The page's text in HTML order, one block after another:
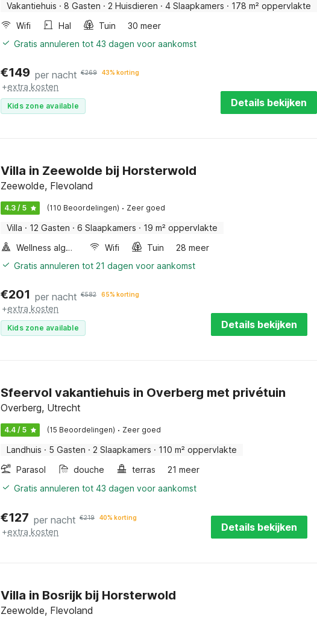
Vakantiehuis · 8 Gasten · 2 Huisdieren · 4 Slaapkamers · 178 m² oppervlakte
Wifi
Hal Tuin
30 meer
Gratis annuleren tot 43 dagen voor aankomst
€149 per nacht €269 43% korting
+extra kosten
Kids zone available Details bekijken
Villa in Zeewolde bij Horsterwold
Zeewolde, Flevoland
4.3 / 5 (110 Beoordelingen) · Zeer goed
Villa · 12 Gasten · 6 Slaapkamers · 19 m² oppervlakte
Wellness algemeen
Wifi Tuin
28 meer
Gratis annuleren tot 21 dagen voor aankomst
€201 per nacht €582 65% korting
+extra kosten
Kids zone available Details bekijken
Sfeervol vakantiehuis in Overberg met privétuin
Overberg, Utrecht
4.4 / 5 (15 Beoordelingen) · Zeer goed
Landhuis · 5 Gasten · 2 Slaapkamers · 110 m² oppervlakte
Parasol
douche terras
21 meer
Gratis annuleren tot 43 dagen voor aankomst
€127 per nacht €219 40% korting
+extra kosten Details bekijken
Villa in Bosrijk bij Horsterwold
Zeewolde, Flevoland